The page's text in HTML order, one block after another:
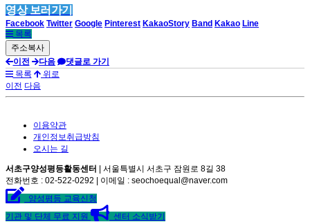
영상 보러가기
Facebook Twitter Google Pinterest KakaoStory Band Kakao Line
목록
이전 다음
댓글로 가기
목록
위로
이전 다음
이용약관
개인정보취급방침
오시는 길
서초구양성평등활동센터
| 서울특별시 서초구 잠원로 8길 38
전화번호 : 02-522-0292 | 이메일 : seochoequal@naver.com
양성평등 교육신청
기관 및 단체 무료 지원
센터 소식받기